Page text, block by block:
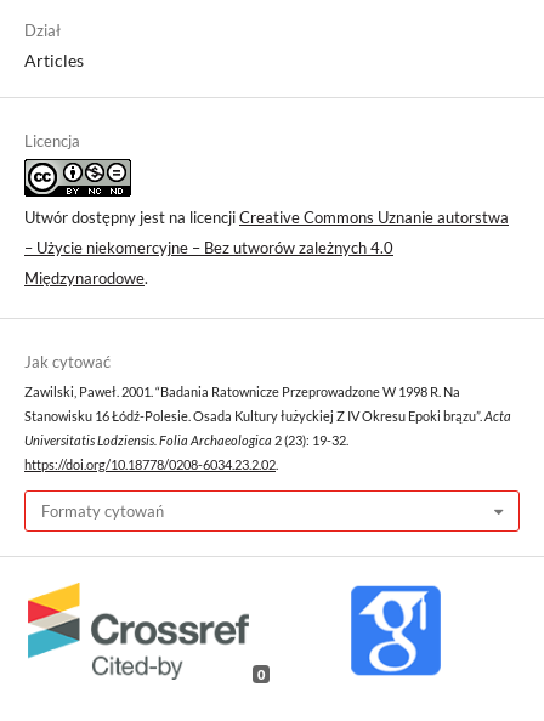
Dział
Articles
Licencja
Utwór dostępny jest na licencjiCreative Commons Uznanie autorstwa
– Użycie niekomercyjne – Bez utworów zależnych 4.0
Międzynarodowe.
Jak cytować
Zawilski, Paweł. 2001. “Badania Ratownicze Przeprowadzone W 1998 R. Na
Stanowisku 16 Łódź-Polesie. Osada Kultury łużyckiej Z IV Okresu Epoki brązu”. Acta
Universitatis Lodziensis. Folia Archaeologica 2 (23): 19-32.
https://doi.org/10.18778/0208-6034.23.2.02
Formaty cytowań
0